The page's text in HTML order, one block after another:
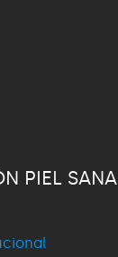
PIEL SANA